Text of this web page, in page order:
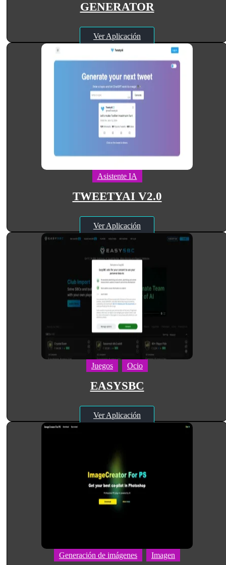
GENERATOR
Ver Aplicación
Asistente IA
TWEETYAI V2.0
Ver Aplicación
Juegos Ocio
EASYSBC
Ver Aplicación
Generación de imágenes Imagen